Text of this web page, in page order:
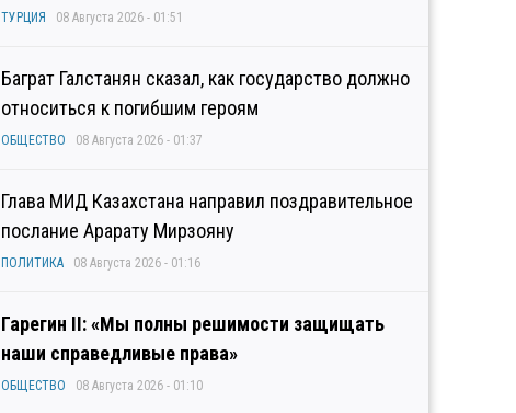
ТУРЦИЯ 08 Августа 2026 - 01:51
Баграт Галстанян сказал, как государство должно
относиться к погибшим героям
ОБЩЕСТВО 08 Августа 2026 - 01:37
Глава МИД Казахстана направил поздравительное
послание Арарату Мирзояну
ПОЛИТИКА 08 Августа 2026 - 01:16
Гарегин II: «Мы полны решимости защищать
наши справедливые права»
ОБЩЕСТВО 08 Августа 2026 - 01:10